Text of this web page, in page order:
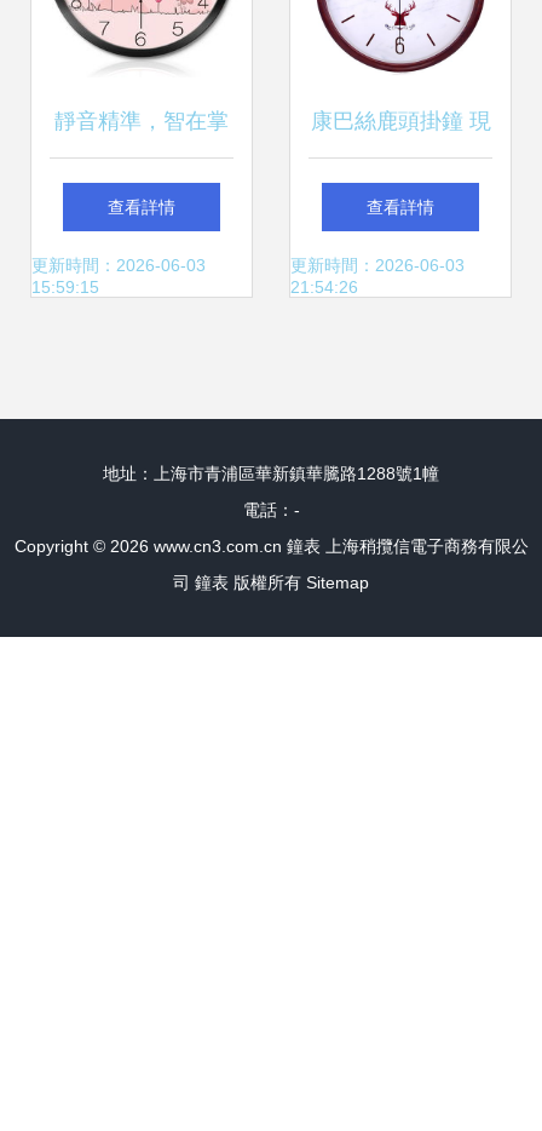
靜音精準，智在掌
控 康巴絲二代智能
電波掛鐘，家居時
查看詳情
更新時間：2026-06-03
15:59:15
康巴絲鹿頭掛鐘 現
代家居中的北歐創
意與實用美學
查看詳情
更新時間：2026-06-03
21:54:26
地址：上海市青浦區華新鎮華騰路1288號1幢
電話：-
Copyright © 2026 www.cn3.com.cn 鐘表
上海稍攬信電子商務有限公
司 鐘表 版權所有 Sitemap